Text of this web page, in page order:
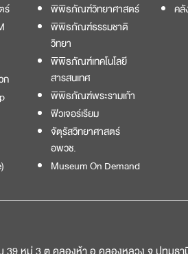
ร์
ก
พิพิธภัณฑ์วิทยาศาสตร์
พิพิธภัณฑ์ธรรมชาติ
วิทยา
พิพิธภัณฑ์เทคโนโลยี
สารสนเทศ
พิพิธภัณฑ์พระรามเก้า
ฟิวเจอร์เรียม
จัตุรัสวิทยาศาสตร์
อพวช.
Museum On Demand
คลั